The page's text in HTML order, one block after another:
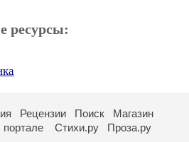
ресурсы:
Рецензии Поиск
Магазин
Стихи.ру Проза.ру